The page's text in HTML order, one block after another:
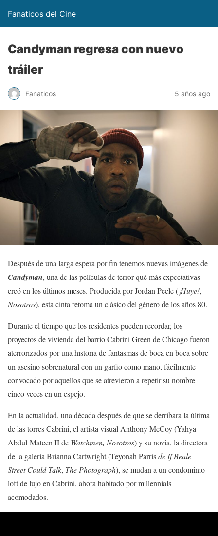
Fanaticos del Cine
Candyman regresa con nuevo
tráiler
Fanaticos 5 años ago
Después de una larga espera por fin tenemos nuevas imágenes de
Candyman, una de las películas de terror qué más expectativas
creó en los últimos meses. Producida por Jordan Peele (¡Huye!,
Nosotros), esta cinta retoma un clásico del género de los años 80.
Durante el tiempo que los residentes pueden recordar, los
proyectos de vivienda del barrio Cabrini Green de Chicago fueron
aterrorizados por una historia de fantasmas de boca en boca sobre
un asesino sobrenatural con un garfio como mano, fácilmente
convocado por aquellos que se atrevieron a repetir su nombre
cinco veces en un espejo.
En la actualidad, una década después de que se derribara la última
de las torres Cabrini, el artista visual Anthony McCoy (Yahya
Abdul-Mateen II de Watchmen, Nosotros) y su novia, la directora
de la galería Brianna Cartwright (Teyonah Parrisde If Beale
Street Could Talk, The Photograph), se mudan a un condominio
loft de lujo en Cabrini, ahora habitado por millennials
acomodados.